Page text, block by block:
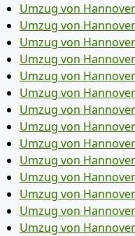
Umzug von
Umzug von
Umzug von
Umzug von
Umzug von
Umzug von
Umzug von
Umzug von
Umzug von
Umzug von
Umzug von
Umzug von
Umzug von
Umzug von